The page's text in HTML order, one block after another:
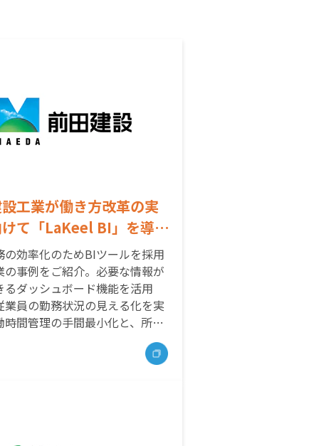
工業が働き方改革の実
て「LaKeel BI」を導
務状況のタイムリーな把
業務全般の効率化を目
の効率化のためBIツールを採用
の事例をご紹介。必要な情報が
るダッシュボード機能を活用
業員の勤務状況の見える化を実
時間管理の手間最小化と、所定